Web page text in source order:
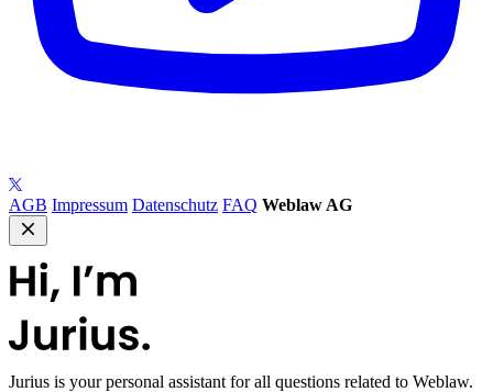
AGB Impressum Datenschutz FAQ Weblaw AG
Jurius is your personal assistant for all questions related to Weblaw.